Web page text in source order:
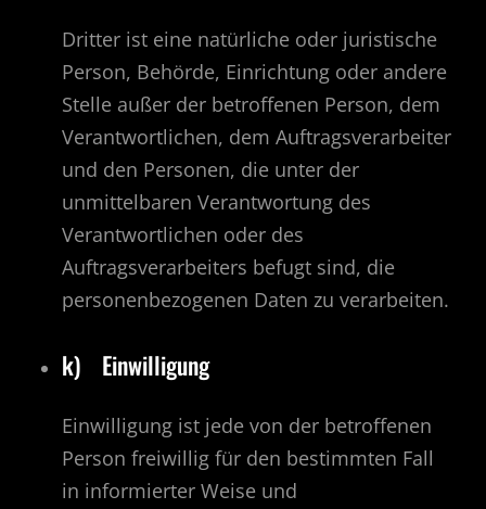
Dritter ist eine natürliche oder juristische
Person, Behörde, Einrichtung oder andere
Stelle außer der betroffenen Person, dem
Verantwortlichen, dem Auftragsverarbeiter
und den Personen, die unter der
unmittelbaren Verantwortung des
Verantwortlichen oder des
Auftragsverarbeiters befugt sind, die
personenbezogenen Daten zu verarbeiten.
k) Einwilligung
Einwilligung ist jede von der betroffenen
Person freiwillig für den bestimmten Fall
in informierter Weise und